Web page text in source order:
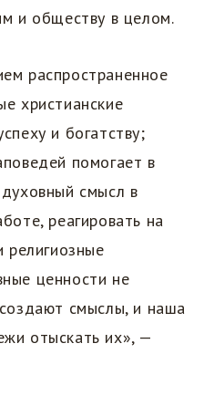
и обществу в целом.
распространенное
христианские
и богатству;
помогает в
смысл в
реагировать на
религиозные
ценности не
смыслы, и наша
отыскать их», —